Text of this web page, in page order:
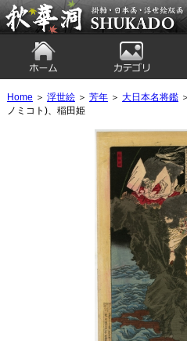
秋華洞 SHUKADO 掛軸・日本画・浮世
Home ＞ 浮世絵＞ 芳年＞ 大日本名将鑑
ノミコト)、稲田姫